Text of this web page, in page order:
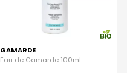
GAMARDE
Eau de Gamarde 100ml